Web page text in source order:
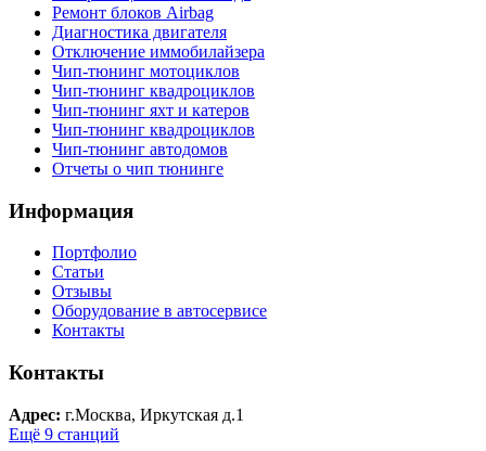
Ремонт блоков Airbag
Диагностика двигателя
Отключение иммобилайзера
Чип-тюнинг мотоциклов
Чип-тюнинг квадроциклов
Чип-тюнинг яхт и катеров
Чип-тюнинг квадроциклов
Чип-тюнинг автодомов
Отчеты о чип тюнинге
Информация
Портфолио
Статьи
Отзывы
Оборудование в автосервисе
Контакты
Контакты
Адрес: г.Москва, Иркутская д.1
Ещё 9 станций